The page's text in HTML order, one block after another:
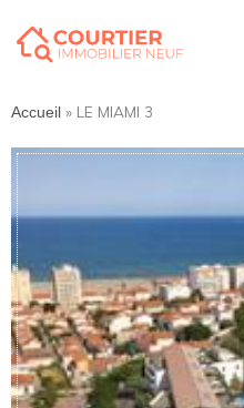
Accueil » LE MIAMI 3